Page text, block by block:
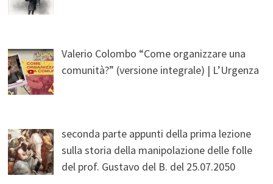
Valerio Colombo “Come organizzare una
comunità?” (versione integrale) | L’Urgenza
seconda parte appunti della prima lezione
sulla storia della manipolazione delle folle
del prof. Gustavo del B. del 25.07.2050